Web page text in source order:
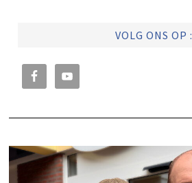
VOLG ONS OP :